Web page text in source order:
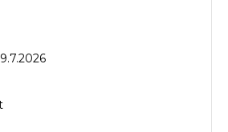
je 5 z 5 hvězdiček.